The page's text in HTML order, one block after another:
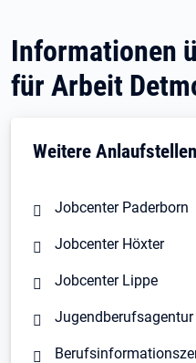
Informationen
für Arbeit
Weitere Anlaufstellen
Jobcenter Paderborn
Jobcenter Höxter
Jobcenter Lippe
Jugendberufsagentur